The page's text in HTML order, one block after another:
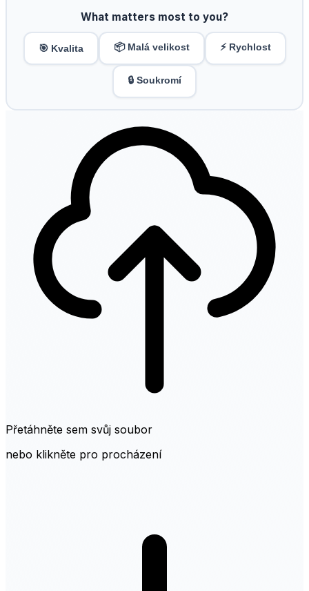
What matters most to you?
🎯 Kvalita 📦 Malá velikost ⚡ Rychlost
🔒 Soukromí
Přetáhněte sem svůj soubor
nebo klikněte pro procházení